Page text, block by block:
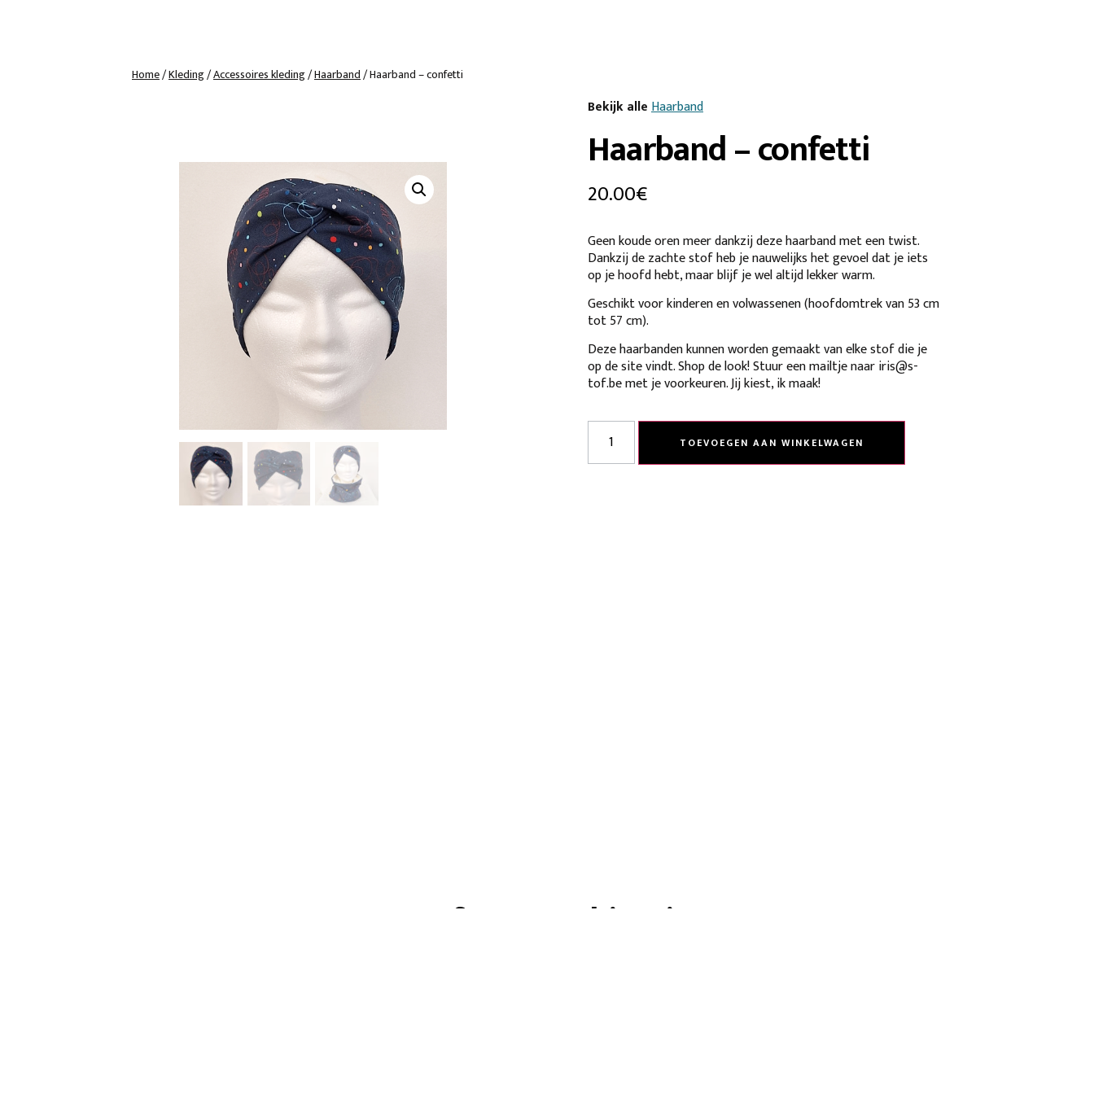
Home/Kleding/Accessoires kleding/Haarband/ Haarband – confetti
Bekijk alleHaarband
Haarband – confetti
20.00€
Geen koude oren meer dankzij deze haarband met een twist.
Dankzij de zachte stof heb je nauwelijks het gevoel dat je iets
op je hoofd hebt, maar blijf je wel altijd lekker warm.
Geschikt voor kinderen en volwassenen (hoofdomtrek van 53 cm
tot 57 cm).
Deze haarbanden kunnen worden gemaakt van elke stof die je
op de site vindt. Shop de look! Stuur een mailtje naar iris@s-
tof.be met je voorkeuren. Jij kiest, ik maak!
TOEVOEGEN AAN WINKELWAGEN
Perfecte combinatie